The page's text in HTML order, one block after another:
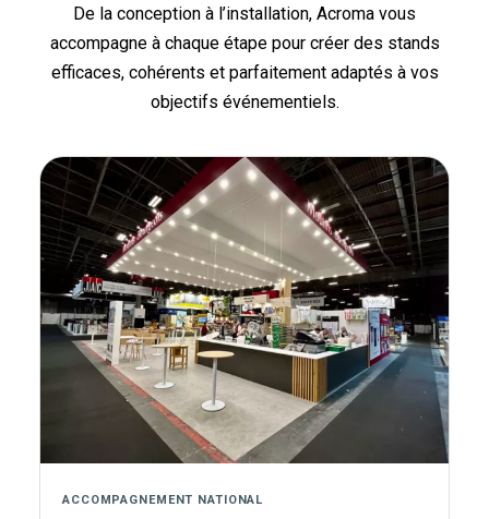
De la conception à l’installation, Acroma vous
accompagne à chaque étape pour créer des stands
efficaces, cohérents et parfaitement adaptés à vos
objectifs événementiels.
ACCOMPAGNEMENT NATIONAL